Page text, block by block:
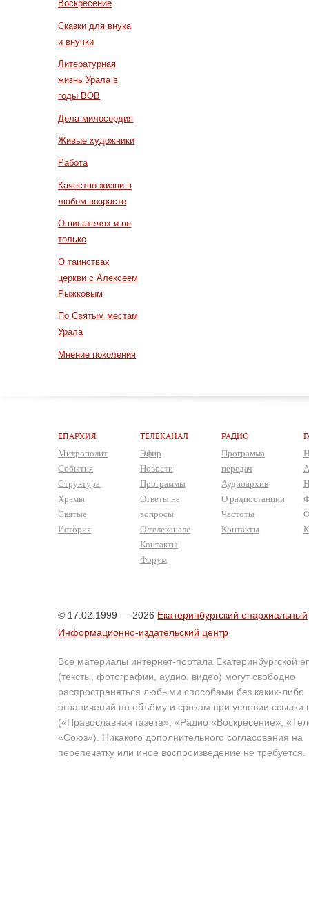
Воскресение
Сказки для внука
и внучки
Литературная
жизнь Урала в
годы ВОВ
Дела милосердия
Живые художники
Работа
Качество жизни в
любом возрасте
О писателях и не
только
О таинствах
церкви с Алексеем
Рыжковым
По Святым местам
Урала
Мнение поколения
ЕПАРХИЯ
Митрополит
События
Структура
Храмы
Святые
История
ТЕЛЕКАНАЛ
Эфир
Новости
Программы
Ответы на
вопросы
О телеканале
Контакты
Форум
РАДИО
Программа
передач
Аудиоархив
О радиостанции
Частоты
Контакты
© 17.02.1999 — 2026 Екатеринбургский епархиальный
Информационно-издательский центр
Все материалы интернет-портала Екатеринбургской
(тексты, фотографии, аудио, видео) могут свободно
распространяться любыми способами без каких-либо
ограничений по объёму и срокам при условии ссылки
(«Православная газета», «Радио «Воскресение»,
«Союз»). Никакого дополнительного согласования на
перепечатку или иное воспроизведение не требуется.